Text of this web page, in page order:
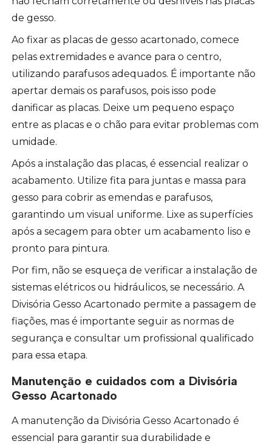
de gesso.
Ao fixar as placas de gesso acartonado, comece
pelas extremidades e avance para o centro,
utilizando parafusos adequados. É importante não
apertar demais os parafusos, pois isso pode
danificar as placas. Deixe um pequeno espaço
entre as placas e o chão para evitar problemas com
umidade.
Após a instalação das placas, é essencial realizar o
acabamento. Utilize fita para juntas e massa para
gesso para cobrir as emendas e parafusos,
garantindo um visual uniforme. Lixe as superfícies
após a secagem para obter um acabamento liso e
pronto para pintura.
Por fim, não se esqueça de verificar a instalação de
sistemas elétricos ou hidráulicos, se necessário. A
Divisória Gesso Acartonado permite a passagem de
fiações, mas é importante seguir as normas de
segurança e consultar um profissional qualificado
para essa etapa.
Manutenção e cuidados com a Divisória
Gesso Acartonado
A manutenção da Divisória Gesso Acartonado é
essencial para garantir sua durabilidade e